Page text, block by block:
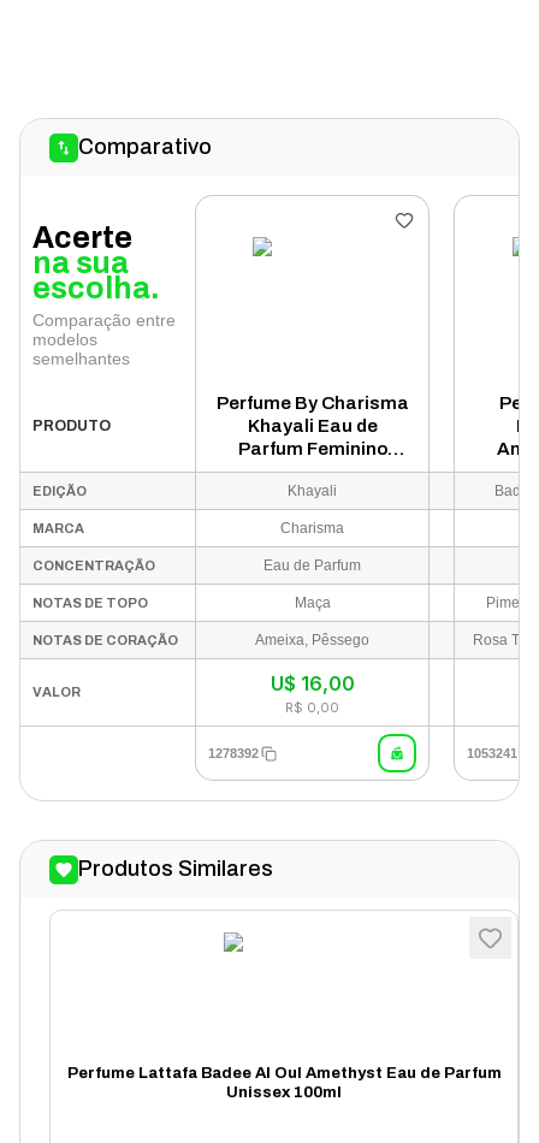
Comparativo
Acerte
na sua
escolha.
Comparação entre
modelos
semelhantes
PRODUTO
Perfume By Charisma
Khayali Eau de
Parfum Feminino
100ml
EDIÇÃO Khayali
MARCA Charisma
CONCENTRAÇÃO Eau de Parfum
NOTAS DE TOPO Maça
NOTAS DE CORAÇÃO Ameixa, Pêssego
VALOR U$ 16,00
R$ 0,00
1278392 1053241
Produtos Similares
Perfume Lattafa Badee Al Oul Amethyst Eau de Parfum
Unissex 100ml